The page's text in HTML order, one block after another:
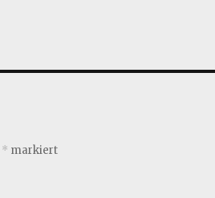
* markiert